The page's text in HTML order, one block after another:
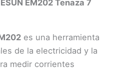
EM202 Tenaza 7
es una herramienta
de la electricidad y la
medir corrientes